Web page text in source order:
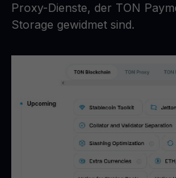
Proxy-Dienste, der TON
Storage gewidmet sind.